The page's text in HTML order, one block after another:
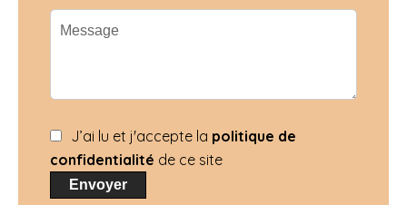
J’ai lu et j'accepte la politique de
confidentialité de ce site
Envoyer